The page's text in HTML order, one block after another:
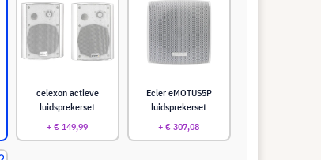
celexon actieve
luidsprekerset
+ € 149,99
Ecler eMOTUS5P
luidsprekerset
+ € 307,08